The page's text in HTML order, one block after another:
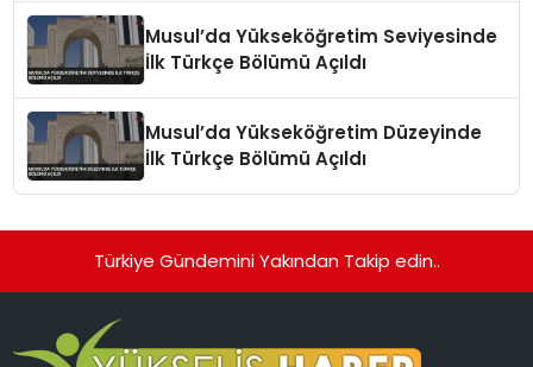
Musul’da Yükseköğretim Seviyesinde
İlk Türkçe Bölümü Açıldı
Musul’da Yükseköğretim Düzeyinde
İlk Türkçe Bölümü Açıldı
Türkiye Gündemini Yakından Takip edin..